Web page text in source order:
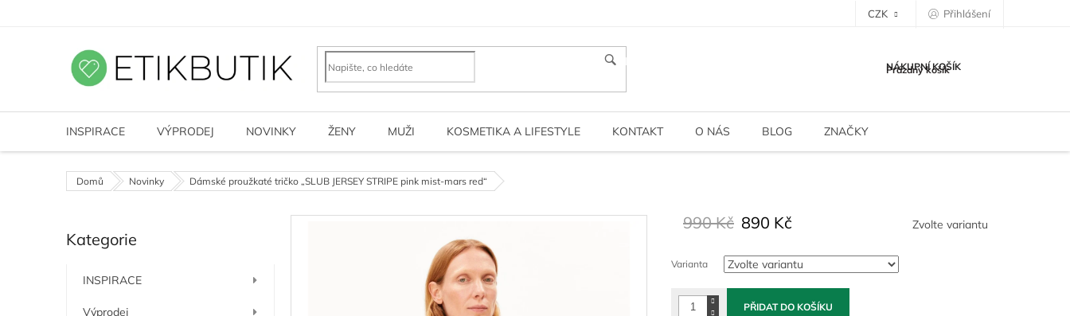
CZK Přihlášení
HLEDAT NÁKUPNÍ KOŠÍK
Prázdný košík
INSPIRACE VÝPRODEJ NOVINKY ŽENY MUŽI KOSMETIKA A LIFESTYLE KONTAKT O NÁS BLOG ZNAČKY
Domů Novinky Dámské proužkaté tričko „SLUB JERSEY STRIPE pink mist-mars red“
o
Přeskočit
kategorie
Kategorie
INSPIRACE
Výprodej
990 Kč 890 Kč
cena:
Zvolte variantu
Varianta
PŘIDAT DO KOŠÍKU